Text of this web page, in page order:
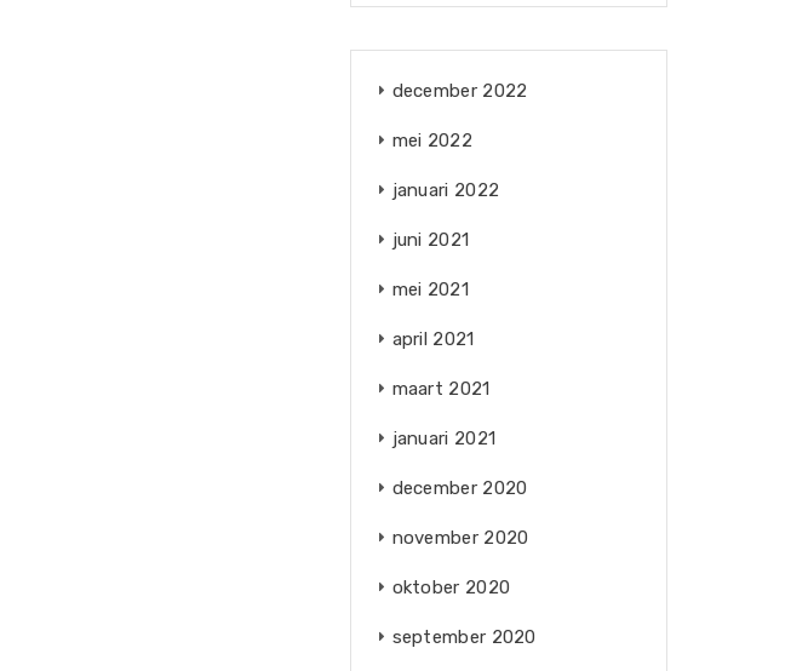
december 2022
mei 2022
januari 2022
juni 2021
mei 2021
april 2021
maart 2021
januari 2021
december 2020
november 2020
oktober 2020
september 2020